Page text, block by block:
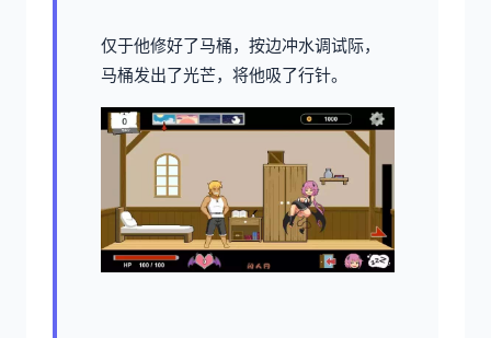
仅于他修好了马桶，按边冲水调试际，
马桶发出了光芒，将他吸了行针。